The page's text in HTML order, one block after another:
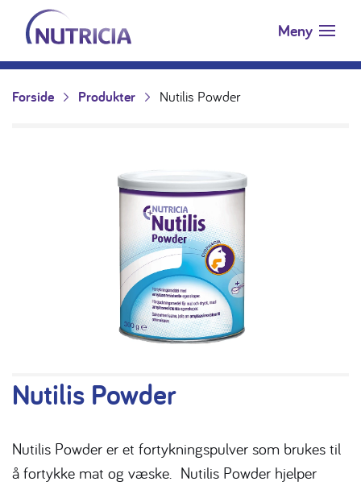
Hopp til innholdet
Nutricia.no Meny
Forside Produkter Nutilis Powder
Nutilis Powder
Nutilis Powder er et fortykningspulver som brukes til
å fortykke mat og væske. Nutilis Powder hjelper